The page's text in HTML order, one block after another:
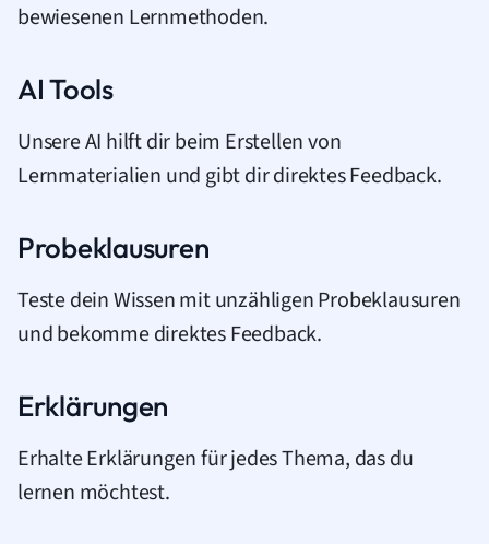
bewiesenen Lernmethoden.
AI Tools
Unsere AI hilft dir beim Erstellen von
Lernmaterialien und gibt dir direktes Feedback.
Probeklausuren
Teste dein Wissen mit unzähligen Probeklausuren
und bekomme direktes Feedback.
Erklärungen
Erhalte Erklärungen für jedes Thema, das du
lernen möchtest.